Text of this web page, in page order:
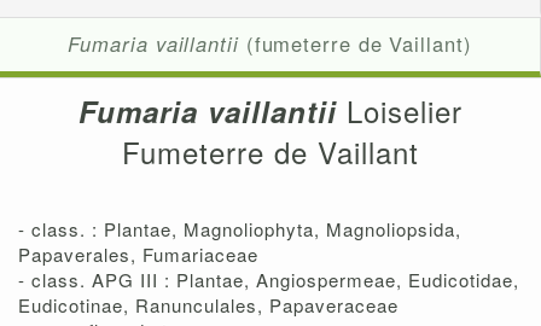
Fumaria vaillantii(fumeterre de Vaillant)
Fumaria vaillantii Loiselier
Fumeterre de Vaillant
- class. : Plantae, Magnoliophyta, Magnoliopsida,
Papaverales, Fumariaceae
- class. APG III : Plantae, Angiospermeae, Eudicotidae,
Eudicotinae, Ranunculales, Papaveraceae